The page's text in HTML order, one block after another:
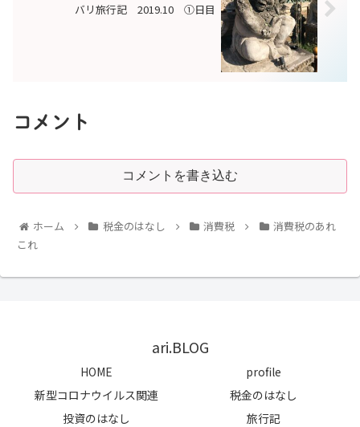
バリ旅行記 2019.10 ①日目
コメント
コメントを書き込む
ホーム 税金のはなし 消費税
消費税のあれ
これ
ari.BLOG
HOME
profile
新型コロナウイルス関連
税金のはなし
投資のはなし
旅行記